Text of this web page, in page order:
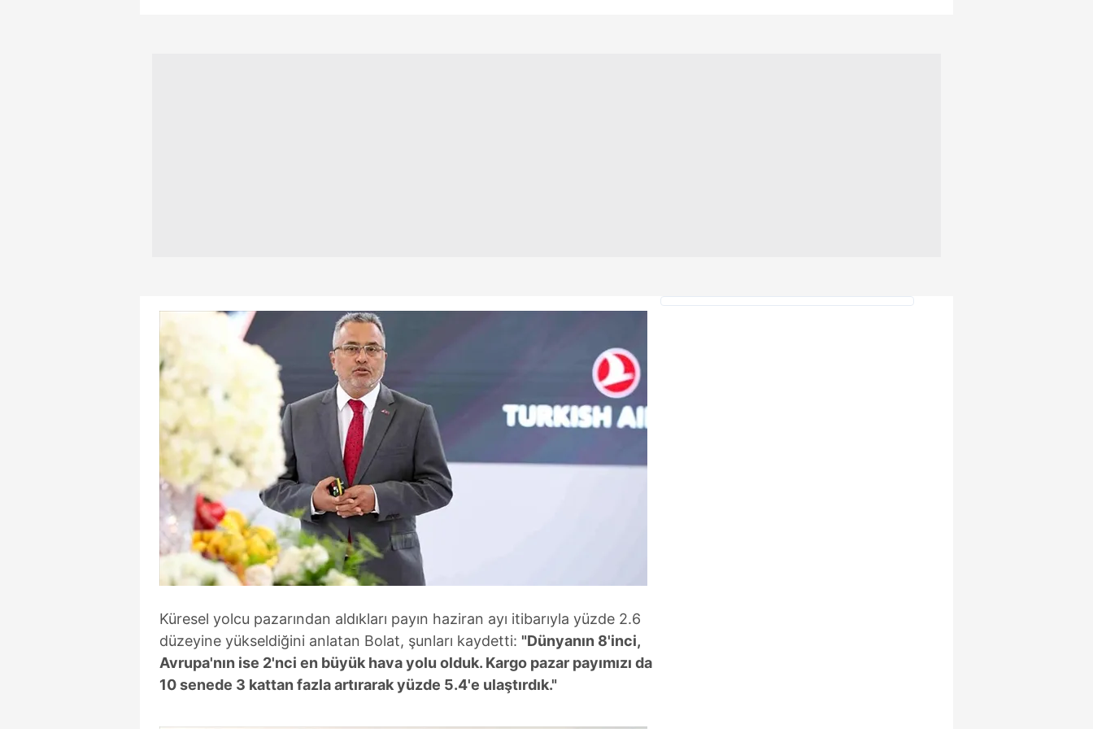
Küresel yolcu pazarından aldıkları payın haziran ayı itibarıyla yüzde 2.6
düzeyine yükseldiğini anlatan Bolat, şunları kaydetti: "Dünyanın 8'inci,
Avrupa'nın ise 2'nci en büyük hava yolu olduk. Kargo pazar payımızı da
10 senede 3 kattan fazla artırarak yüzde 5.4'e ulaştırdık."